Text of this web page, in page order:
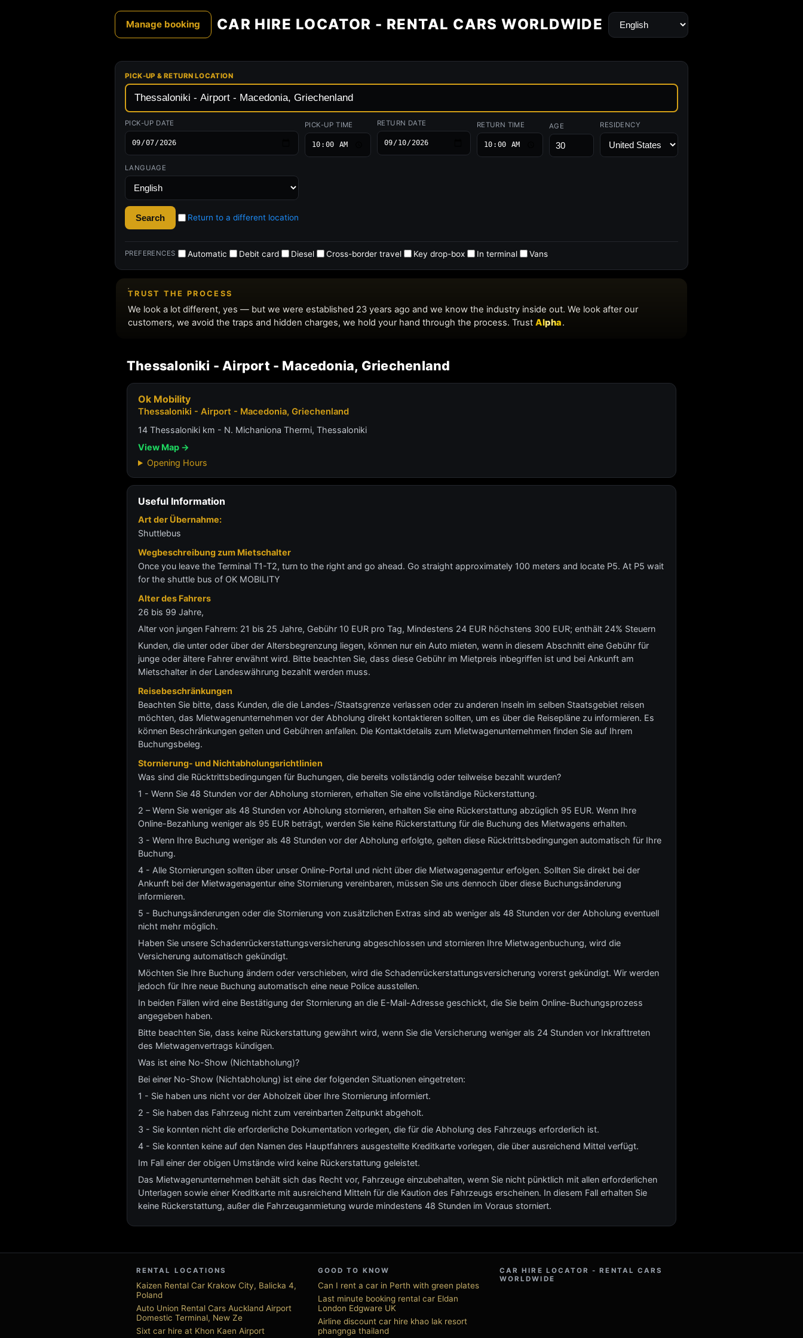
Thessaloniki - Airport - Macedonia, Griechenland
Ok Mobility
Thessaloniki - Airport - Macedonia, Griechenland
14 Thessaloniki km - N. Michaniona Thermi, Thessaloniki
View Map →
Opening Hours
Useful Information
Art der Übernahme:
Shuttlebus
Wegbeschreibung zum Mietschalter
Once you leave the Terminal T1-T2, turn to the right and go ahead. Go straight approximately 100 meters and locate P5. At P5 wait
for the shuttle bus of OK MOBILITY
Alter des Fahrers
26 bis 99 Jahre,
Alter von jungen Fahrern: 21 bis 25 Jahre, Gebühr 10 EUR pro Tag, Mindestens 24 EUR höchstens 300 EUR; enthält 24% Steuern
Kunden, die unter oder über der Altersbegrenzung liegen, können nur ein Auto mieten, wenn in diesem Abschnitt eine Gebühr für
junge oder ältere Fahrer erwähnt wird. Bitte beachten Sie, dass diese Gebühr im Mietpreis inbegriffen ist und bei Ankunft am
Mietschalter in der Landeswährung bezahlt werden muss.
Reisebeschränkungen
Beachten Sie bitte, dass Kunden, die die Landes-/Staatsgrenze verlassen oder zu anderen Inseln im selben Staatsgebiet reisen
möchten, das Mietwagenunternehmen vor der Abholung direkt kontaktieren sollten, um es über die Reisepläne zu informieren. Es
können Beschränkungen gelten und Gebühren anfallen. Die Kontaktdetails zum Mietwagenunternehmen finden Sie auf Ihrem
Buchungsbeleg.
Stornierung- und Nichtabholungsrichtlinien
Was sind die Rücktrittsbedingungen für Buchungen, die bereits vollständig oder teilweise bezahlt wurden?
1 - Wenn Sie 48 Stunden vor der Abholung stornieren, erhalten Sie eine vollständige Rückerstattung.
2 – Wenn Sie weniger als 48 Stunden vor Abholung stornieren, erhalten Sie eine Rückerstattung abzüglich 95 EUR. Wenn Ihre
Online-Bezahlung weniger als 95 EUR beträgt, werden Sie keine Rückerstattung für die Buchung des Mietwagens erhalten.
3 - Wenn Ihre Buchung weniger als 48 Stunden vor der Abholung erfolgte, gelten diese Rücktrittsbedingungen automatisch für Ihre
Buchung.
4 - Alle Stornierungen sollten über unser Online-Portal und nicht über die Mietwagenagentur erfolgen. Sollten Sie direkt bei der
Ankunft bei der Mietwagenagentur eine Stornierung vereinbaren, müssen Sie uns dennoch über diese Buchungsänderung
informieren.
5 - Buchungsänderungen oder die Stornierung von zusätzlichen Extras sind ab weniger als 48 Stunden vor der Abholung eventuell
nicht mehr möglich.
Haben Sie unsere Schadenrückerstattungsversicherung abgeschlossen und stornieren Ihre Mietwagenbuchung, wird die
Versicherung automatisch gekündigt.
Möchten Sie Ihre Buchung ändern oder verschieben, wird die Schadenrückerstattungsversicherung vorerst gekündigt. Wir werden
jedoch für Ihre neue Buchung automatisch eine neue Police ausstellen.
In beiden Fällen wird eine Bestätigung der Stornierung an die E-Mail-Adresse geschickt, die Sie beim Online-Buchungsprozess
angegeben haben.
Bitte beachten Sie, dass keine Rückerstattung gewährt wird, wenn Sie die Versicherung weniger als 24 Stunden vor Inkrafttreten
des Mietwagenvertrags kündigen.
Was ist eine No-Show (Nichtabholung)?
Bei einer No-Show (Nichtabholung) ist eine der folgenden Situationen eingetreten:
1 - Sie haben uns nicht vor der Abholzeit über Ihre Stornierung informiert.
2 - Sie haben das Fahrzeug nicht zum vereinbarten Zeitpunkt abgeholt.
3 - Sie konnten nicht die erforderliche Dokumentation vorlegen, die für die Abholung des Fahrzeugs erforderlich ist.
4 - Sie konnten keine auf den Namen des Hauptfahrers ausgestellte Kreditkarte vorlegen, die über ausreichend Mittel verfügt.
Im Fall einer der obigen Umstände wird keine Rückerstattung geleistet.
Das Mietwagenunternehmen behält sich das Recht vor, Fahrzeuge einzubehalten, wenn Sie nicht pünktlich mit allen erforderlichen
Unterlagen sowie einer Kreditkarte mit ausreichend Mitteln für die Kaution des Fahrzeugs erscheinen. In diesem Fall erhalten Sie
keine Rückerstattung, außer die Fahrzeuganmietung wurde mindestens 48 Stunden im Voraus storniert.
RENTAL LOCATIONS
Kaizen Rental Car Krakow City, Balicka 4,
Poland
Auto Union Rental Cars Auckland Airport
Domestic Terminal, New Ze
Sixt car hire at Khon Kaen Airport
GOOD TO KNOW
Can I rent a car in Perth with green plates
Last minute booking rental car Eldan
London Edgware UK
Airline discount car hire khao lak resort
phangnga thailand
CAR HIRE LOCATOR - RENTAL CARS
WORLDWIDE